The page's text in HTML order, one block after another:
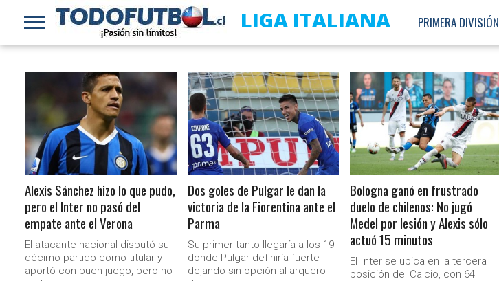
LIGA ITALIANA PRIMERA DIVISIÓN
LEER MÁS
Alexis Sánchez hizo lo que pudo,
pero el Inter no pasó del
empate ante el Verona
El atacante nacional disputó su
décimo partido como titular y
aportó con buen juego, pero no
LEER MÁS
Dos goles de Pulgar le dan la
victoria de la Fiorentina ante el
Parma
Su primer tanto llegaría a los 19′
donde Pulgar definiría fuerte
dejando sin opción al arquero
LEER MÁS
Bologna ganó en frustrado
duelo de chilenos: No jugó
Medel por lesión y Alexis sólo
actuó 15 minutos
El Inter se ubica en la tercera
posición del Calcio, con 64